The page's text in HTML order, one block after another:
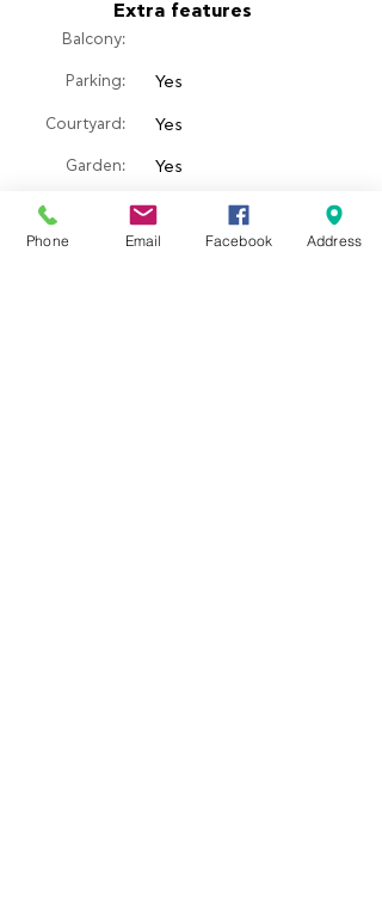
Extra features
Balcony:
Parking: Yes
Courtyard: Yes
​Garden: Yes
Fireplace:
Phone Email Facebook Address